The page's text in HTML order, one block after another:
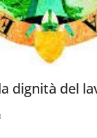
dignità del